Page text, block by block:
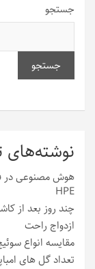
جستجو
جستجو
نوشته‌های
هوش مصنوعی در
HPE
چند روز بعد از
ازدواج راحت
مقایسه انواع
تعداد گل های